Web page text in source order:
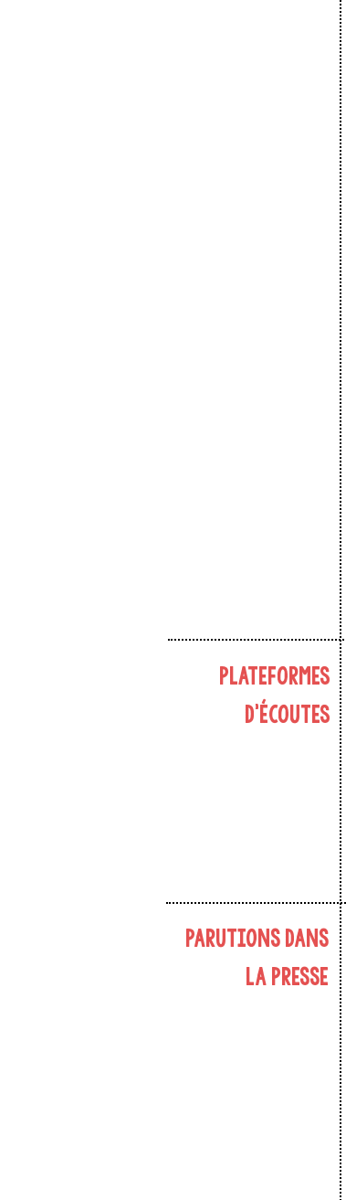
Plateformes
d'écoutes
PARUTIONS DANS
LA PRESSE